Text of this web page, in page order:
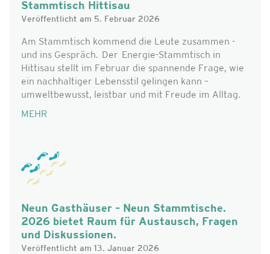
Stammtisch Hittisau
Veröffentlicht am 5. Februar 2026
Am Stammtisch kommend die Leute zusammen -
und ins Gespräch. Der Energie-Stammtisch in
Hittisau stellt im Februar die spannende Frage, wie
ein nachhaltiger Lebensstil gelingen kann –
umweltbewusst, leistbar und mit Freude im Alltag.
MEHR
Neun Gasthäuser – Neun Stammtische.
2026 bietet Raum für Austausch, Fragen
und Diskussionen.
Veröffentlicht am 13. Januar 2026